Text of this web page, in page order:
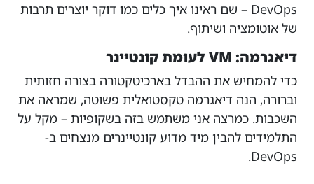
DevOps – שם ראינו איך כלים כמו דוקר יוצרים תרבות
של אוטומציה ושיתוף.
דיאגרמה: VM לעומת קונטיינר
כדי להמחיש את ההבדל בארכיטקטורה בצורה חזותית
וברורה, הנה דיאגרמה טקסטואלית פשוטה, שמראה את
השכבות. כמרצה אני משתמש בזה בשקופיות – מקל על
התלמידים להבין מיד מדוע קונטיינרים מנצחים ב-
DevOps.